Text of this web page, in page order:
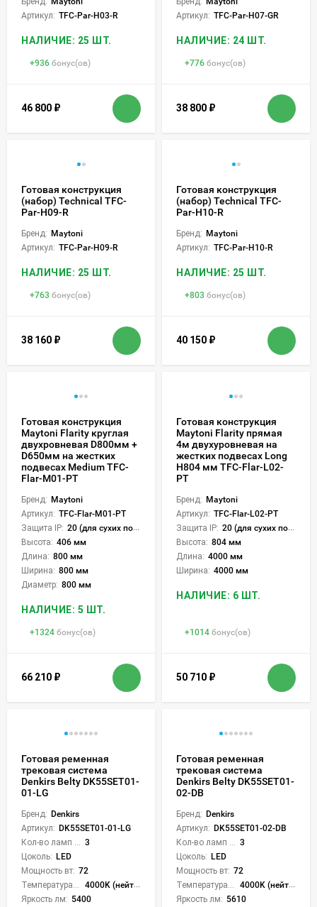
Артикул: TFC-Par-H03-R
НАЛИЧИЕ: 25 ШТ.
+936 бонус(ов)
46 800 ₽
Артикул: TFC-Par-H07-GR
НАЛИЧИЕ: 24 ШТ.
+776 бонус(ов)
38 800 ₽
Готовая конструкция
(набор) Technical TFC-
Par-H09-R
Бренд: Maytoni
Артикул: TFC-Par-H09-R
НАЛИЧИЕ: 25 ШТ.
+763 бонус(ов)
38 160 ₽
Готовая конструкция
(набор) Technical TFC-
Par-H10-R
Бренд: Maytoni
Артикул: TFC-Par-H10-R
НАЛИЧИЕ: 25 ШТ.
+803 бонус(ов)
40 150 ₽
Готовая конструкция
Maytoni Flarity круглая
двухровневая D800мм +
D650мм на жестких
подвесах Medium TFC-
Flar-M01-PT
Бренд: Maytoni
Артикул: TFC-Flar-M01-PT
Защита IP: 20 (для сухих пом.)
Высота: 406 мм
Длина: 800 мм
Ширина: 800 мм
Диаметр: 800 мм
НАЛИЧИЕ: 5 ШТ.
+1324 бонус(ов)
66 210 ₽
Готовая конструкция
Maytoni Flarity прямая
4м двухуровневая на
жестких подвесах Long
H804 мм TFC-Flar-L02-
PT
Бренд: Maytoni
Артикул: TFC-Flar-L02-PT
Защита IP: 20 (для сухих пом.)
Высота: 804 мм
Длина: 4000 мм
Ширина: 4000 мм
НАЛИЧИЕ: 6 ШТ.
+1014 бонус(ов)
50 710 ₽
Готовая ременная
трековая система
Denkirs Belty DK55SET01-
01-LG
Бренд: Denkirs
Артикул: DK55SET01-01-LG
3
Цоколь: LED
Мощность вт: 72
4000K (нейтральный)
Яркость лм: 5400
Готовая ременная
трековая система
Denkirs Belty DK55SET01-
02-DB
Бренд: Denkirs
Артикул: DK55SET01-02-DB
3
Цоколь: LED
Мощность вт: 72
4000K (нейтральный)
Яркость лм: 5610